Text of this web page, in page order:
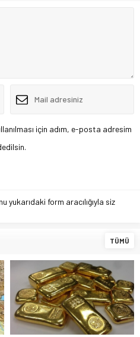
için adım, e-posta adresim
yukarıdaki form aracılığıyla siz
TÜMÜ